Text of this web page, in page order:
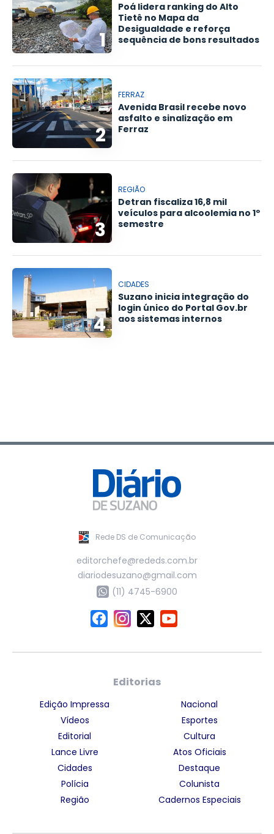
1
Poá lidera ranking do Alto
Tietê no Mapa da
Desigualdade e reforça
sequência de bons resultados
2
FERRAZ
Avenida Brasil recebe novo
asfalto e sinalização em
Ferraz
3
REGIÃO
Detran fiscaliza 16,8 mil
veículos para alcoolemia no 1º
semestre
4
CIDADES
Suzano inicia integração do
login único do Portal Gov.br
aos sistemas internos
Rede DS de Comunicação
editorchefe@rededs.com.br
diariodesuzano@gmail.com
(11) 4745-6900
Editorias
Edição Impressa
Vídeos
Editorial
Lance Livre
Cidades
Polícia
Região
Nacional
Esportes
Cultura
Atos Oficiais
Destaque
Colunista
Cadernos Especiais